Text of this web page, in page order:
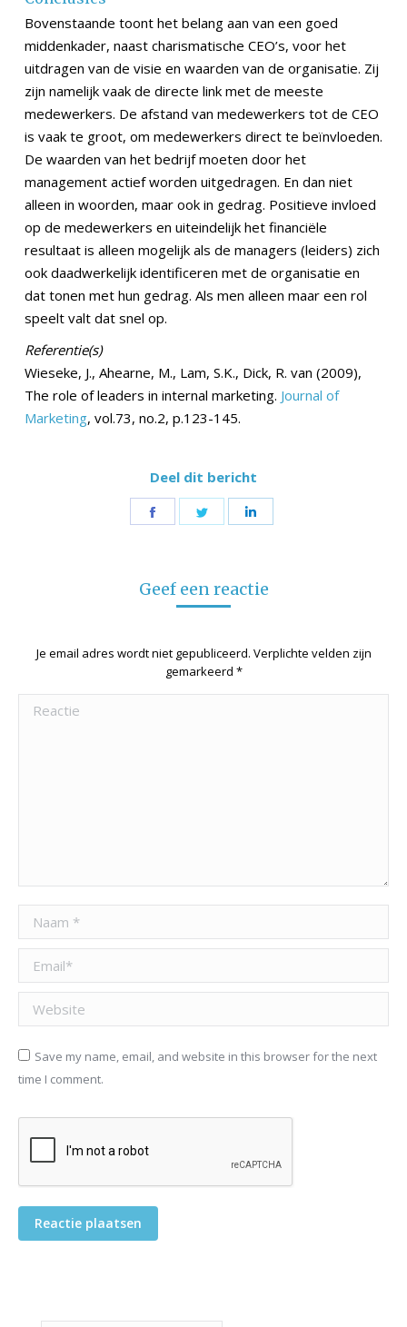
Bovenstaande toont het belang aan van een goed
middenkader, naast charismatische CEO’s, voor het
uitdragen van de visie en waarden van de organisatie. Zij
zijn namelijk vaak de directe link met de meeste
medewerkers. De afstand van medewerkers tot de CEO
is vaak te groot, om medewerkers direct te beïnvloeden.
De waarden van het bedrijf moeten door het
management actief worden uitgedragen. En dan niet
alleen in woorden, maar ook in gedrag. Positieve invloed
op de medewerkers en uiteindelijk het financiële
resultaat is alleen mogelijk als de managers (leiders) zich
ook daadwerkelijk identificeren met de organisatie en
dat tonen met hun gedrag. Als men alleen maar een rol
speelt valt dat snel op.
Referentie(s)
Wieseke, J., Ahearne, M., Lam, S.K., Dick, R. van (2009),
The role of leaders in internal marketing. Journal of
Marketing, vol.73, no.2, p.123-145.
Deel dit bericht
Share
Share
Geef een reactie
Je email adres wordt niet gepubliceerd. Verplichte velden zijn
gemarkeerd *
Reactie
Naam *
Email *
Website
Save my name, email, and website in this browser for the next
time I comment.
Reactie plaatsen